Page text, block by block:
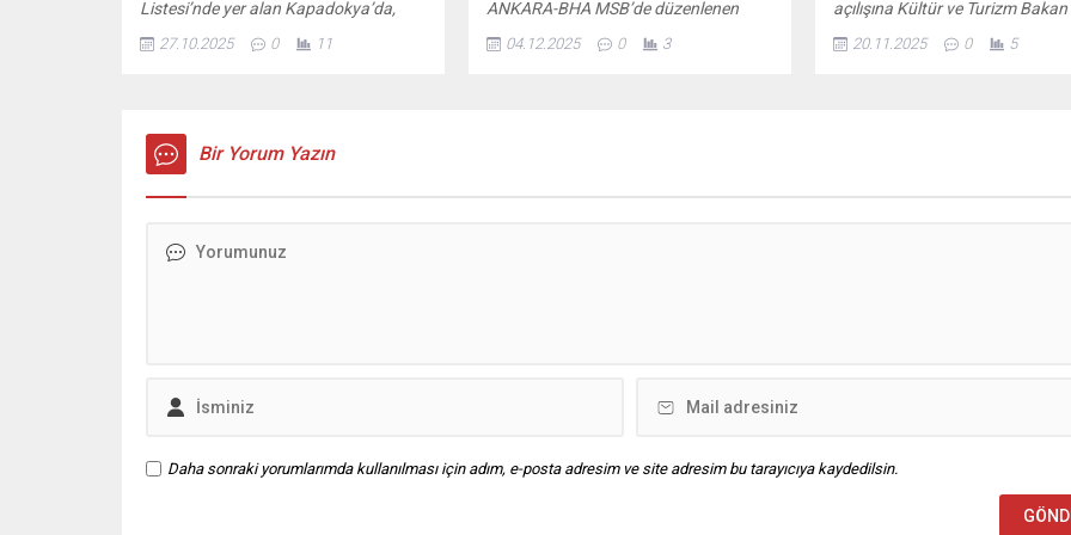
Listesi’nde yer alan Kapadokya’da,
gün doğumunda gerçekleştirilen sıcak
hava balon turları, rüzgarın etkisini
turların yarın da iptal edildiği bildirildi.
Rüzgar etkisini sürdürüyor Meteoroloji
verilerine göre bölgede zaman zaman
27.10.2025 0 11
ANKARA-BHA MSB’de düzenlenen
haftalık basın bilgilendirme
toplantısının ardından gazetecilerin
üzerine yapılan açıklamada, bölgedeki
04.12.2025 0 3
açılışına Kültür ve Turizm Bakan
Yardımcısı Nadir Alparslan,
Ticaret Odası (ATO) Başkanı
görüntülere sahne...
20.11.2025 0 5
Bir Yorum Yazın
Daha sonraki yorumlarımda kullanılması için adım, e-posta adresim ve site adresim bu tarayıcıya kaydedilsin.